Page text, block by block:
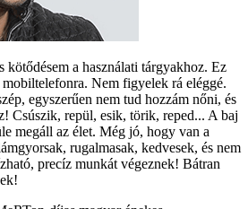
kötődésem a használati tárgyakhoz. Ez
Nem figyelek rá eléggé.
egyszerűen nem tud hozzám nőni, és
Csúszik, repül, esik, törik, reped... A baj
megáll az élet. Még jó, hogy van a
rugalmasak, kedvesek, és nem
precíz munkát végeznek! Bátran